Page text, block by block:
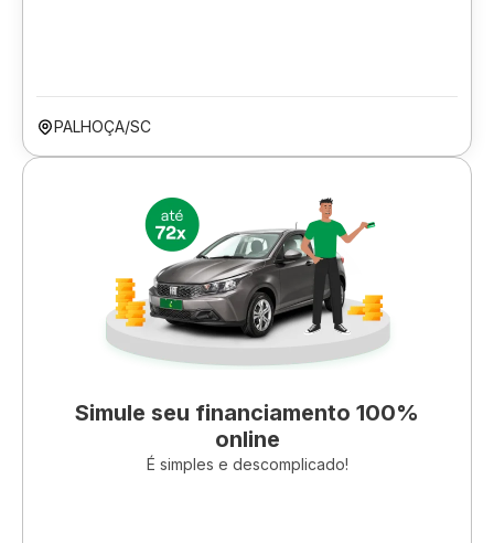
PALHOÇA/SC
Simule seu financiamento 100%
online
É simples e descomplicado!